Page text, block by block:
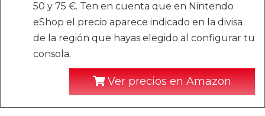
50 y 75 €. Ten en cuenta que en Nintendo
eShop el precio aparece indicado en la divisa
de la región que hayas elegido al configurar tu
consola.
Ver precios en Amazon